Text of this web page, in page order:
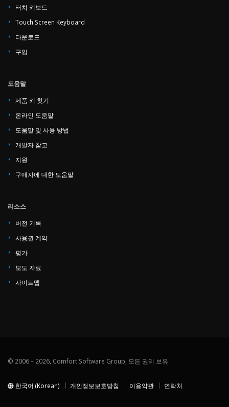
터치 키보드
Touch Screen Keyboard
다운로드
구입
도움말
제품 키 찾기
온라인 도움말
도움말 및 사용 방법
개발자 참고
지원
구매자에 대한 도움말
리소스
버전 기록
사용권 계약
평가
보도 자료
사이트맵
© 2006 – 2026, Comfort Software Group, 모든 권리 보유.
한국어 (Korean) 개인정보보호방침 이용약관 연락처